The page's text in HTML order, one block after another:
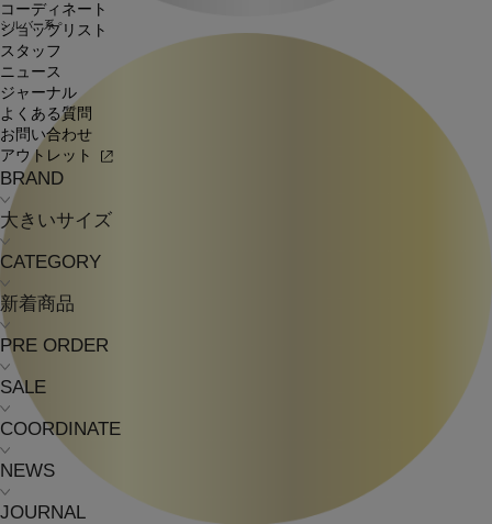
コーディネート
ショップリスト
スタッフ
ニュース
ジャーナル
よくある質問
お問い合わせ
アウトレット
BRAND
大きいサイズ
CATEGORY
新着商品
PRE ORDER
SALE
COORDINATE
NEWS
JOURNAL
シルバー系